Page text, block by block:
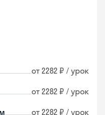
от 2282 ₽ / урок
от 2282 ₽ / урок
от 2282 ₽ / урок